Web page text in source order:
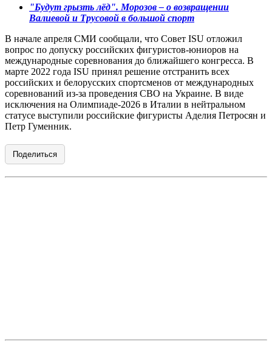
"Будут грызть лёд". Морозов – о возвращении
Валиевой и Трусовой в большой спорт
В начале апреля СМИ сообщали, что Совет ISU отложил
вопрос по допуску российских фигуристов-юниоров на
международные соревнования до ближайшего конгресса. В
марте 2022 года ISU принял решение отстранить всех
российских и белорусских спортсменов от международных
соревнований из-за проведения СВО на Украине. В виде
исключения на Олимпиаде-2026 в Италии в нейтральном
статусе выступили российские фигуристы Аделия Петросян и
Петр Гуменник.
Поделиться